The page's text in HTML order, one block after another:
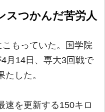
スつかんだ苦労人
もっていた。国学院
4月14日、専大3回戦で
した。
を更新する150キロ